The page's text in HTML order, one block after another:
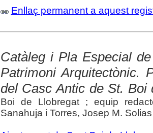
Enllaç permanent a aquest
Catàleg i Pla Especial
Patrimoni Arquitectònic.
del Casc Antic de St. Boi
Boi de Llobregat ; equip
Sanahuja i Torres, Josep M.